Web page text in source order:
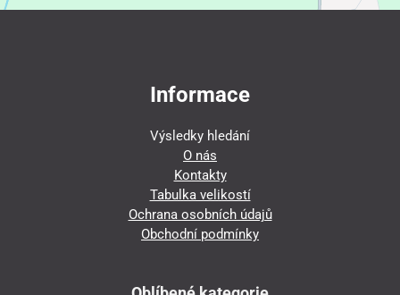
Informace
Výsledky hledání
O nás
Kontakty
Tabulka velikostí
Ochrana osobních údajů
Obchodní podmínky